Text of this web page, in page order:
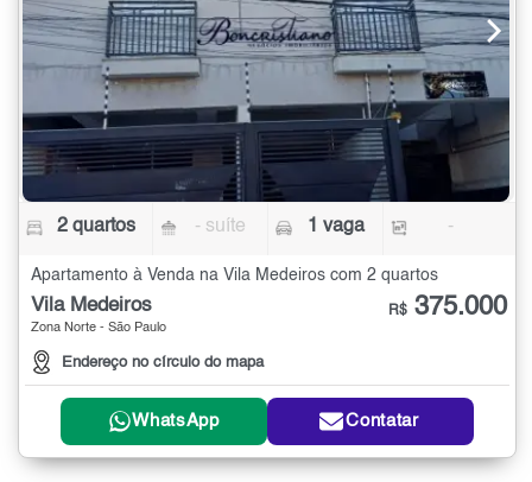
2 quartos - suíte 1 vaga -
Apartamento à Venda na Vila Medeiros com 2 quartos
Vila Medeiros
Zona Norte - São Paulo
Endereço no círculo do mapa
R$ 375.000
WhatsApp Contatar